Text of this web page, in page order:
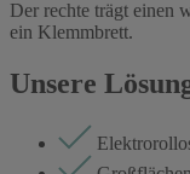
Unsere